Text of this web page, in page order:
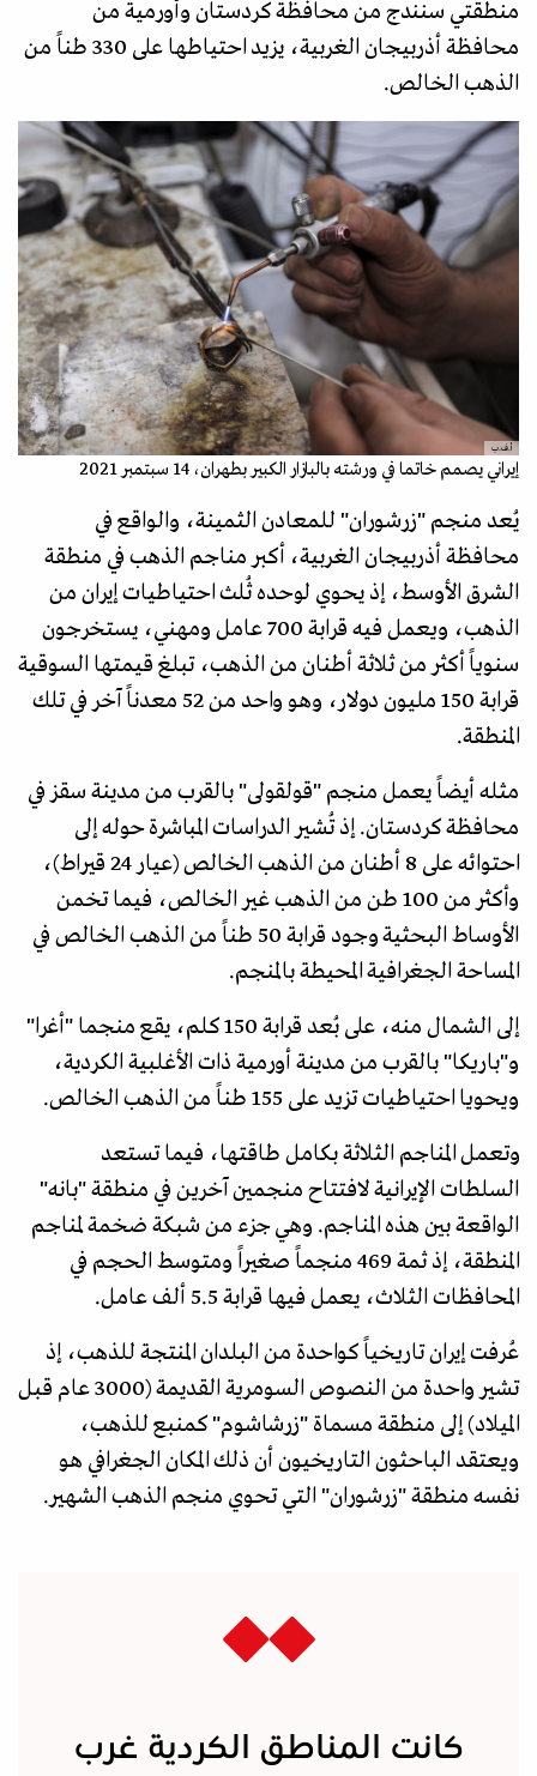
منطقتي سنندج من محافظة كردستان وأورمية من
محافظة أذربيجان الغربية، يزيد احتياطها على 330 طناً من
الذهب الخالص.
أ.ف.ب
إيراني يصمم خاتما في ورشته بالبازار الكبير بطهران، 14 سبتمبر 2021
يُعد منجم "زرشوران" للمعادن الثمينة، والواقع في
محافظة أذربيجان الغربية، أكبر مناجم الذهب في منطقة
الشرق الأوسط، إذ يحوي لوحده ثُلث احتياطيات إيران من
الذهب، ويعمل فيه قرابة 700 عامل ومهني، يستخرجون
سنوياً أكثر من ثلاثة أطنان من الذهب، تبلغ قيمتها السوقية
قرابة 150 مليون دولار، وهو واحد من 52 معدناً آخر في تلك
المنطقة.
مثله أيضاً يعمل منجم "قولقولى" بالقرب من مدينة سقز في
محافظة كردستان. إذ تُشير الدراسات المباشرة حوله إلى
احتوائه على 8 أطنان من الذهب الخالص (عيار 24 قيراط)،
وأكثر من 100 طن من الذهب غير الخالص، فيما تخمن
الأوساط البحثية وجود قرابة 50 طناً من الذهب الخالص في
المساحة الجغرافية المحيطة بالمنجم.
إلى الشمال منه، على بُعد قرابة 150 كلم، يقع منجما "أغرا"
و"باريكا" بالقرب من مدينة أورمية ذات الأغلبية الكردية،
ويحويا احتياطيات تزيد على 155 طناً من الذهب الخالص.
وتعمل المناجم الثلاثة بكامل طاقتها، فيما تستعد
السلطات الإيرانية لافتتاح منجمين آخرين في منطقة "بانه"
الواقعة بين هذه المناجم. وهي جزء من شبكة ضخمة لمناجم
المنطقة، إذ ثمة 469 منجماً صغيراً ومتوسط الحجم في
المحافظات الثلاث، يعمل فيها قرابة 5.5 ألف عامل.
عُرفت إيران تاريخياً كواحدة من البلدان المنتجة للذهب، إذ
تشير واحدة من النصوص السومرية القديمة (3000 عام قبل
الميلاد) إلى منطقة مسماة "زرشاشوم" كمنبع للذهب،
ويعتقد الباحثون التاريخيون أن ذلك المكان الجغرافي هو
نفسه منطقة "زرشوران" التي تحوي منجم الذهب الشهير.
كانت المناطق الكردية غرب